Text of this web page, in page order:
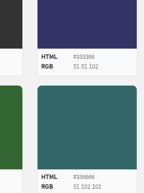
HTML
#333366
RGB
51 51 102
HTML
#336666
RGB
51 102 102